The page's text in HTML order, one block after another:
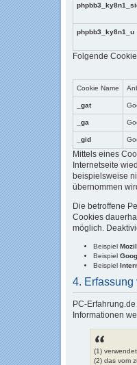
phpbb3_ky8n1_u
Folgende
Cookie Name
_gat
_ga
_gid
Mittels eines
Internetseite
beispielsweise
übernommen
Die betroffene
Cookies
möglich.
Beispiel
Beispiel
Beispiel
4. Erfassung
PC-
Informationen
(1)
(2) das vom